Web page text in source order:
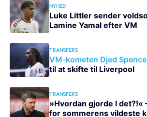
NYHED
Luke Littler sender
Lamine Yamal efter VM
TRANSFERS
VM-kometen Djed
til at skifte til Liverpool
TRANSFERS
»Hvordan gjorde I det?!«
for sommerens vildeste